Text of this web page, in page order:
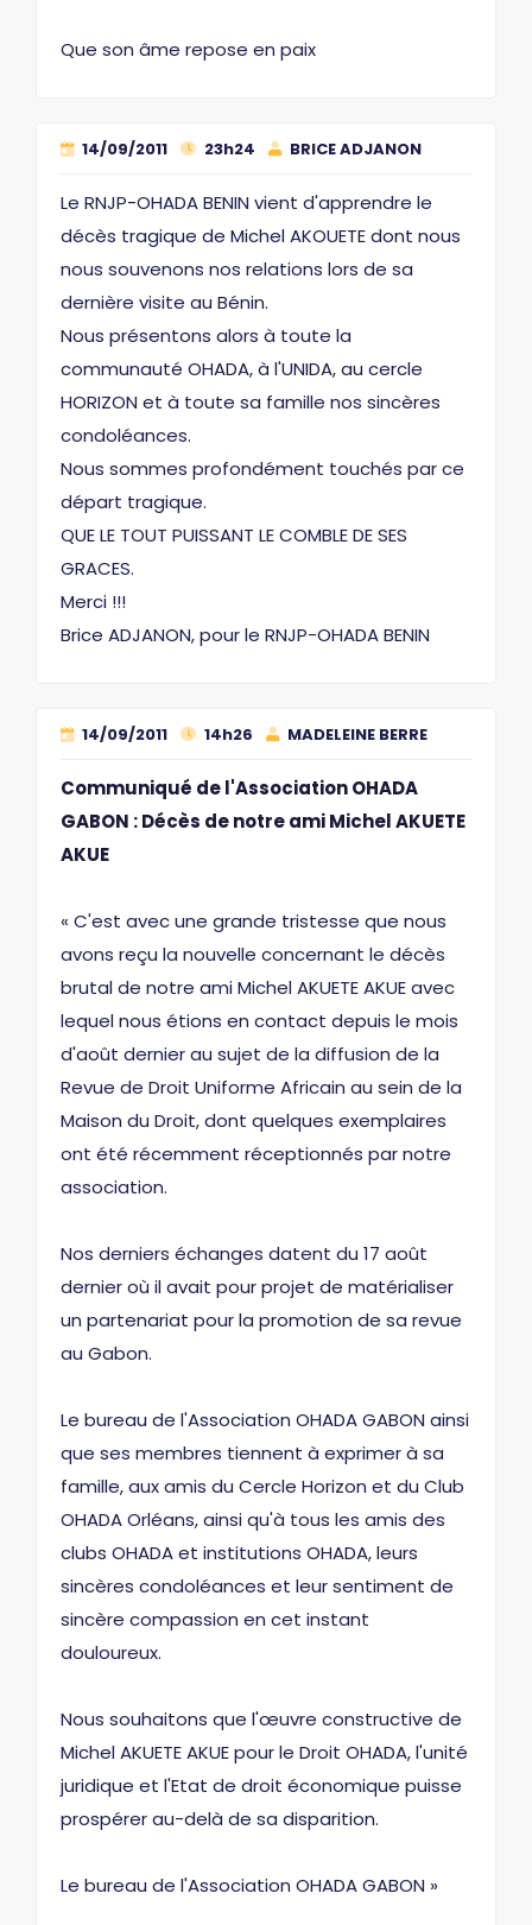
Que son âme repose en paix
14/09/2011 23h24 BRICE ADJANON
Le RNJP-OHADA BENIN vient d'apprendre le
décès tragique de Michel AKOUETE dont nous
nous souvenons nos relations lors de sa
dernière visite au Bénin.
Nous présentons alors à toute la
communauté OHADA, à l'UNIDA, au cercle
HORIZON et à toute sa famille nos sincères
condoléances.
Nous sommes profondément touchés par ce
départ tragique.
QUE LE TOUT PUISSANT LE COMBLE DE SES
GRACES.
Merci !!!
Brice ADJANON, pour le RNJP-OHADA BENIN
14/09/2011 14h26 MADELEINE BERRE
Communiqué de l'Association OHADA
GABON : Décès de notre ami Michel AKUETE
AKUE
« C'est avec une grande tristesse que nous
avons reçu la nouvelle concernant le décès
brutal de notre ami Michel AKUETE AKUE avec
lequel nous étions en contact depuis le mois
d'août dernier au sujet de la diffusion de la
Revue de Droit Uniforme Africain au sein de la
Maison du Droit, dont quelques exemplaires
ont été récemment réceptionnés par notre
association.
Nos derniers échanges datent du 17 août
dernier où il avait pour projet de matérialiser
un partenariat pour la promotion de sa revue
au Gabon.
Le bureau de l'Association OHADA GABON ainsi
que ses membres tiennent à exprimer à sa
famille, aux amis du Cercle Horizon et du Club
OHADA Orléans, ainsi qu'à tous les amis des
clubs OHADA et institutions OHADA, leurs
sincères condoléances et leur sentiment de
sincère compassion en cet instant
douloureux.
Nous souhaitons que l'œuvre constructive de
Michel AKUETE AKUE pour le Droit OHADA, l'unité
juridique et l'Etat de droit économique puisse
prospérer au-delà de sa disparition.
Le bureau de l'Association OHADA GABON »